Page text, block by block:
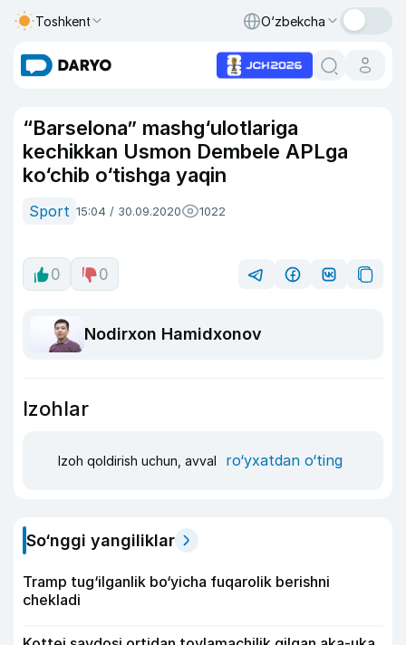
Toshkent O‘zbekcha
“Barselona” mashg‘ulotlariga
kechikkan Usmon Dembele APLga
ko‘chib o‘tishga yaqin
Sport 15:04 / 30.09.2020 1022
0 0
Nodirxon Hamidxonov
Izohlar
Izoh qoldirish uchun, avval ro‘yxatdan o‘ting
So‘nggi yangiliklar
Tramp tug‘ilganlik bo‘yicha fuqarolik berishni
chekladi